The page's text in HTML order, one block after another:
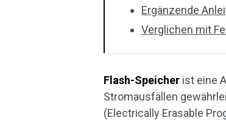
Ergänzende
Verglichen mit
Flash-Speicher ist eine
Stromausfällen
(Electrically Erasable